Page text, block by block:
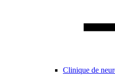
Clinique de